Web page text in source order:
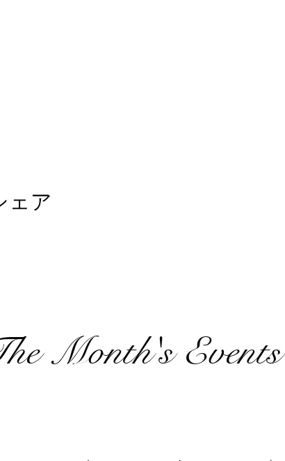
ェア
Month's Events